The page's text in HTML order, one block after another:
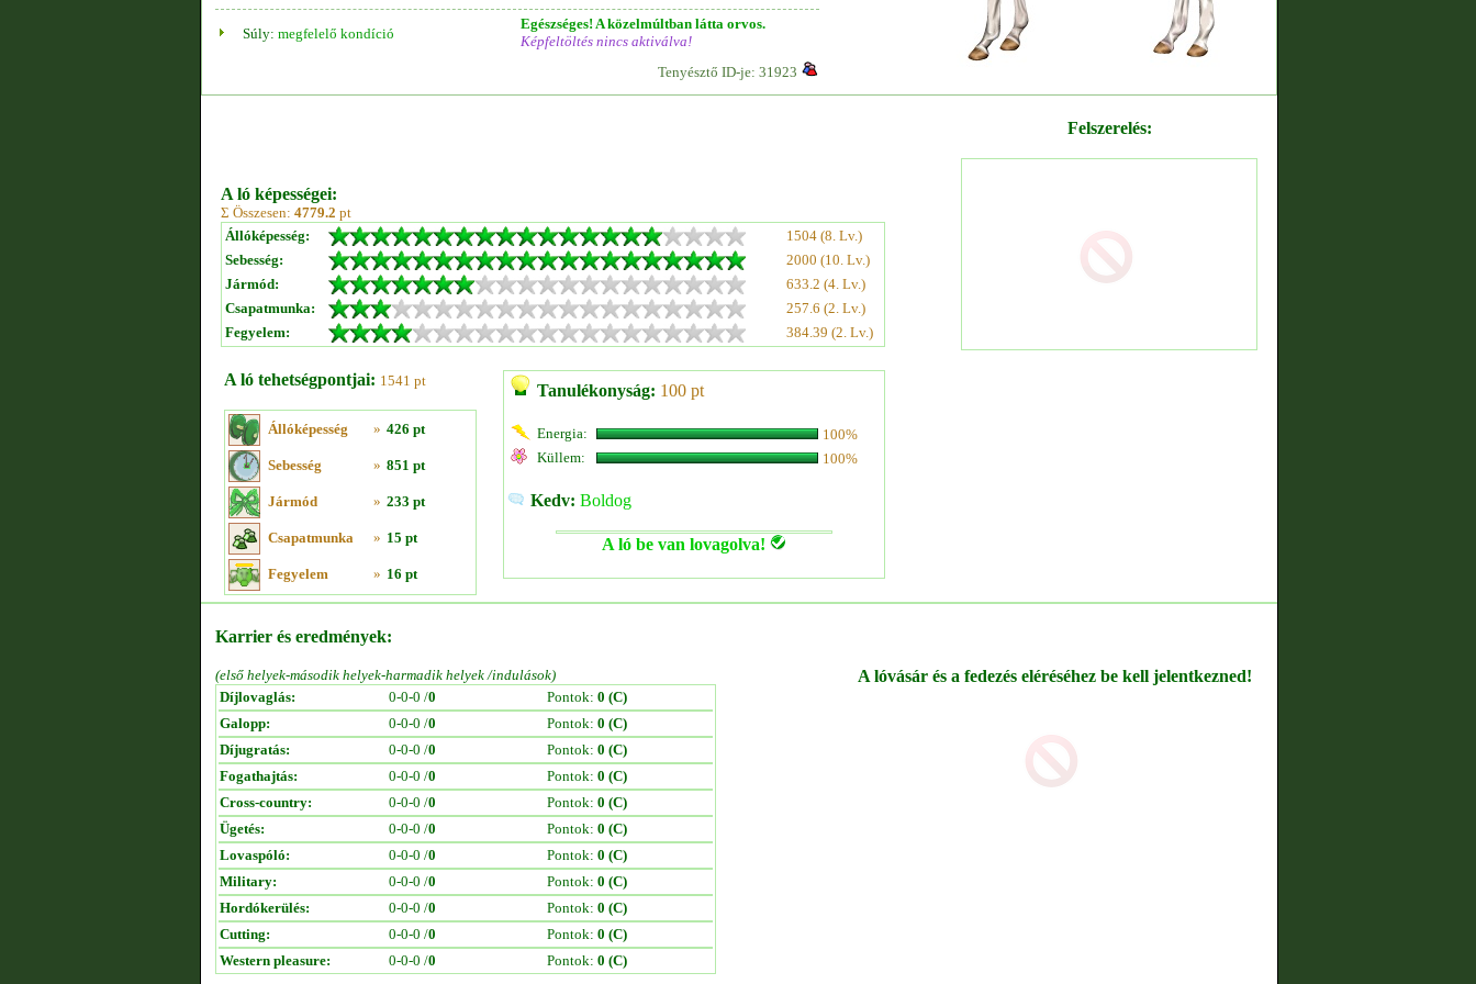
Súly: megfelelő kondíció
Egészséges! A közelmúltban látta orvos.
Képfeltöltés nincs aktiválva!
Tenyésztő ID-je: 31923
A ló képességei:
Σ Összesen: 4779.2 pt
Állóképesség:
1504 (8. Lv.)
Sebesség:
2000 (10. Lv.)
Jármód:
633.2 (4. Lv.)
Csapatmunka:
257.6 (2. Lv.)
Fegyelem:
384.39 (2. Lv.)
A ló tehetségpontjai: 1541 pt
Állóképesség » 426 pt
Sebesség » 851 pt
Jármód » 233 pt
Csapatmunka » 15 pt
Fegyelem » 16 pt
Tanulékonyság: 100 pt
Energia:
100%
Küllem:
100%
Kedv: Boldog
A ló be van lovagolva!
Felszerelés:
Karrier és eredmények:
(első helyek-második helyek-harmadik helyek /indulások)
Díjlovaglás:
0-0-0 /0 Pontok: 0 (C)
Galopp:
0-0-0 /0 Pontok: 0 (C)
Díjugratás:
0-0-0 /0 Pontok: 0 (C)
Fogathajtás:
0-0-0 /0 Pontok: 0 (C)
Cross-country:
0-0-0 /0 Pontok: 0 (C)
Ügetés:
0-0-0 /0 Pontok: 0 (C)
Lovaspóló:
0-0-0 /0 Pontok: 0 (C)
Military:
0-0-0 /0 Pontok: 0 (C)
Hordókerülés:
0-0-0 /0 Pontok: 0 (C)
Cutting:
0-0-0 /0 Pontok: 0 (C)
Western pleasure:
0-0-0 /0 Pontok: 0 (C)
A lóvásár és a fedezés eléréséhez be kell jelentkezned!